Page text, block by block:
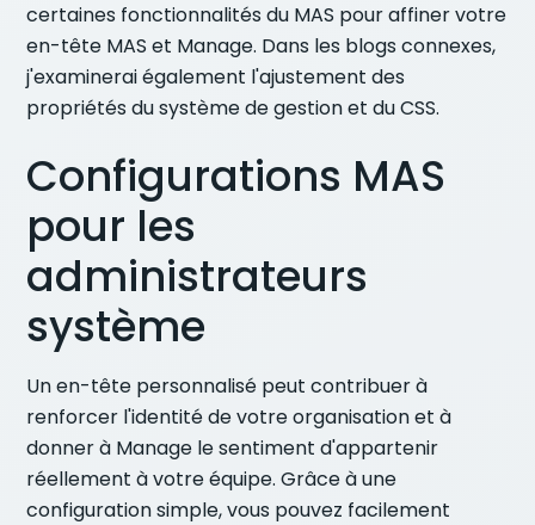
certaines fonctionnalités du MAS pour affiner votre
en-tête MAS et Manage. Dans les blogs connexes,
j'examinerai également l'ajustement des
propriétés du système de gestion et du CSS.
Configurations MAS
pour les
administrateurs
système
Un en-tête personnalisé peut contribuer à
renforcer l'identité de votre organisation et à
donner à Manage le sentiment d'appartenir
réellement à votre équipe. Grâce à une
configuration simple, vous pouvez facilement